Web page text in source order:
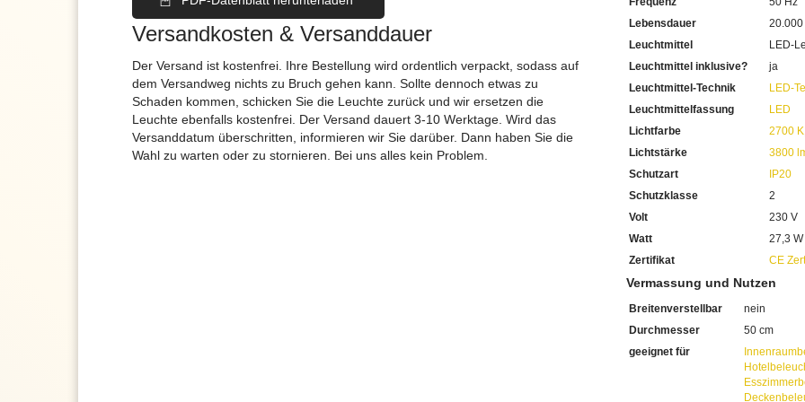
Das Licht ist einstellbar
Von 2700 Kelvin
Mit einer Farbwiedergabe
Die Farben sehen Sie
Mit 20.000 Stunden eine
Bei Fragen, kontaktieren Sie
Erkundigen Sie sich bei
Wir freuen uns auf Ihre
Versandkosten & Versanddauer
Der Versand ist kostenfrei. Ihre Bestellung wird ordentlich verpackt, sodass auf
dem Versandweg nichts zu Bruch gehen kann. Sollte dennoch etwas zu
Schaden kommen, schicken Sie die Leuchte zurück und wir ersetzen die
Leuchte ebenfalls kostenfrei. Der Versand dauert 3-10 Werktage. Wird das
Versanddatum überschritten, informieren wir Sie darüber. Dann haben Sie die
Wahl zu warten oder zu stornieren. Bei uns alles kein Problem.
Lebensdauer
20.000
Leuchtmittel
LED-
Leuchtmittel inklusive?
ja
Leuchtmittel-Technik
LED-
Leuchtmittelfassung
LED
Lichtfarbe
2700 K
Lichtstärke
3800
Schutzart
IP20
Schutzklasse
2
Volt
230 V
Watt
27,3 W
Zertifikat
CE
Vermassung und Nutzen
Breitenverstellbar
nein
Durchmesser
50 cm
geeignet für